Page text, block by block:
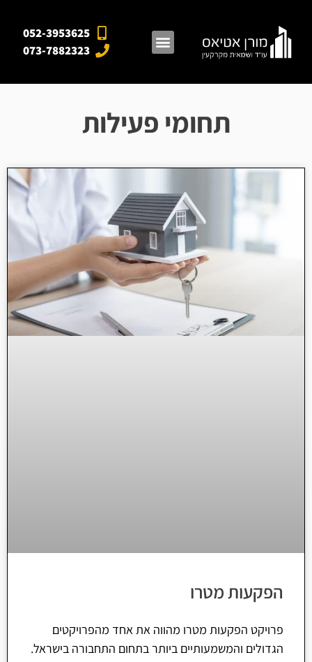
052-3953625
073-7882323
תחומי פעילות
הפקעות מטרו
פרויקט הפקעות מטרו מהווה את אחד מהפרויקטים
הגדולים והמשמעותיים ביותר בתחום התחבורה בישראל.